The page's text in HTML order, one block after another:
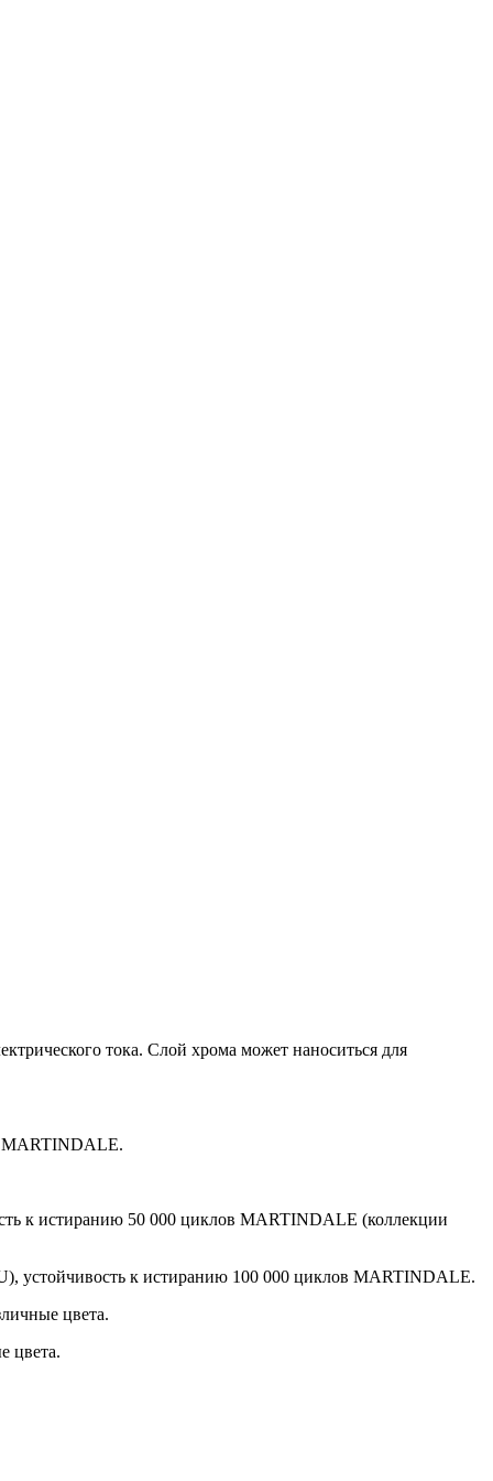
тока. Слой хрома может наноситься для
MARTINDALE.
к истиранию 50 000 циклов MARTINDALE (коллекции
устойчивость к истиранию 100 000 циклов MARTINDALE.
цвета.
цвета.